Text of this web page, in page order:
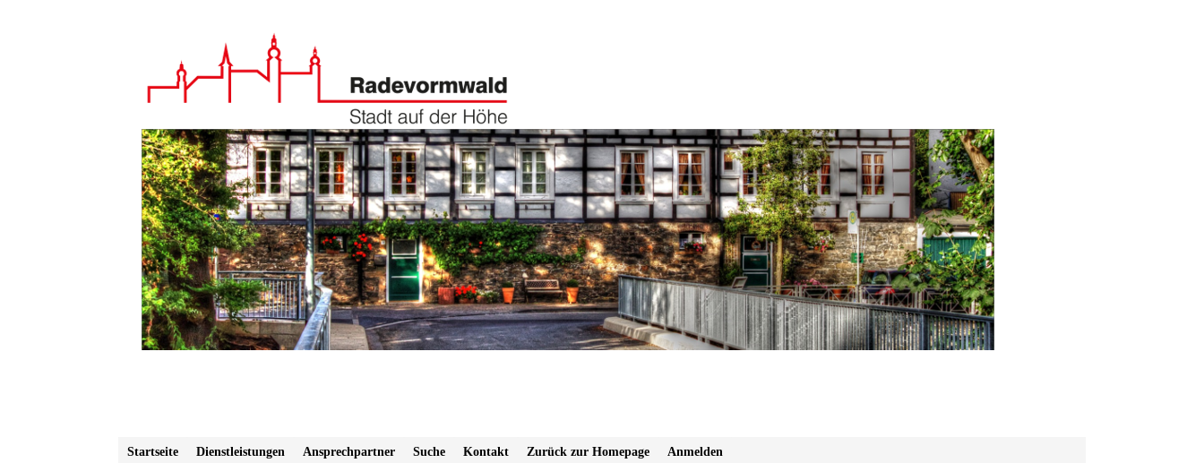
Startseite Dienstleistungen Ansprechpartner Suche Kontakt Zurück zur Homepage Anmelden